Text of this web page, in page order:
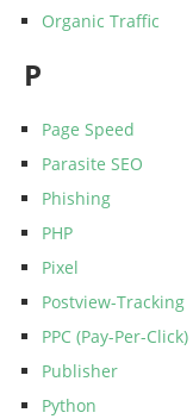
Organic Traffic
P
Page Speed
Parasite SEO
Phishing
PHP
Pixel
Postview-Tracking
PPC (Pay-Per-Click)
Publisher
Python